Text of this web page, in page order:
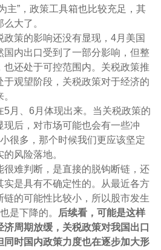
主”，政策工具箱也比较充足，其
大了。
策的影响还没有显现，4月美国
国内出口受到了一部分影响，但整
也还处于可控范围内。关税政策推
于观望阶段，关税政策对于经济的
5月、6月体现出来。当关税政策的
现后，对市场可能也会有一些冲
很多，那个时候我们更应该坚定
风险落地。
很难判断，是直接的脱钩断链，还
实是具有不确定性的。从最近各方
链的可能性比较小，所以股市发生
是下降的。 后续看，可能是这样
周期放缓，关税政策对我国出口
同时国内政策力度也在逐步加大形